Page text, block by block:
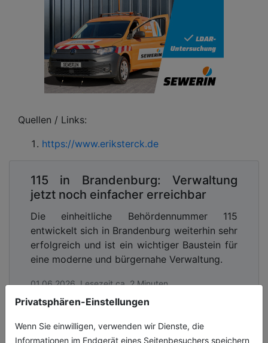
Privatsphären-Einstellungen
Wenn Sie einwilligen, verwenden wir Dienste, die
Informationen im Endgerät eines Seitenbesuchers speichern
Quellen / Links:
https://www.eriksterck.de
115 in Brandenburg: Verwaltung
jetzt noch einfacher erreichbar
Die einheitliche Behördennummer 115
entwickelt sich in Brandenburg weiterhin sehr
erfolgreich und ist ein wichtiger Baustein für
eine moderne und bürgernahe Verwaltung.
01.06.2026, Lesezeit ca. 2 Minuten
digitales